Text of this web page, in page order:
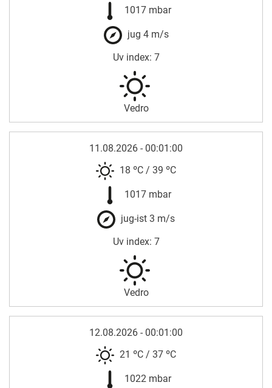
1017 mbar
jug 4 m/s
Uv index: 7
Vedro
11.08.2026 - 00:01:00
18 ºC / 39 ºC
1017 mbar
jug-ist 3 m/s
Uv index: 7
Vedro
12.08.2026 - 00:01:00
21 ºC / 37 ºC
1022 mbar